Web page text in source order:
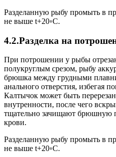
Разделанную рыбу промыть в
не выше t+20◦С.
4.2.Разделка на
При потрошении у рыбы
полукруглым срезом, рыбу
брюшка между грудными
анального отверстия, избегая
Калтычок может быть
внутренности, после чего
тщательно зачищают брюшную
крови.
Разделанную рыбу промыть в
не выше t+20◦С.